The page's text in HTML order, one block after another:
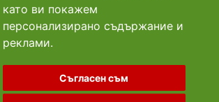
като ви покажем
персонализирано съдържание и
реклами.
Съгласен съм
Доставка
Социални мрежи